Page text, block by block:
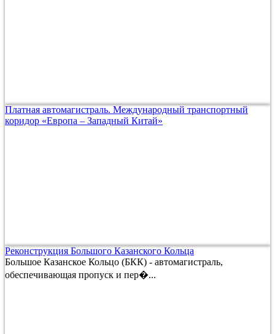
Платная автомагистраль. Международный транспортный
коридор «Европа – Западный Китай»
Реконструкция Большого Казанского Кольца
Большое Казанское Кольцо (БКК) - автомагистраль,
обеспечивающая пропуск и пер�...